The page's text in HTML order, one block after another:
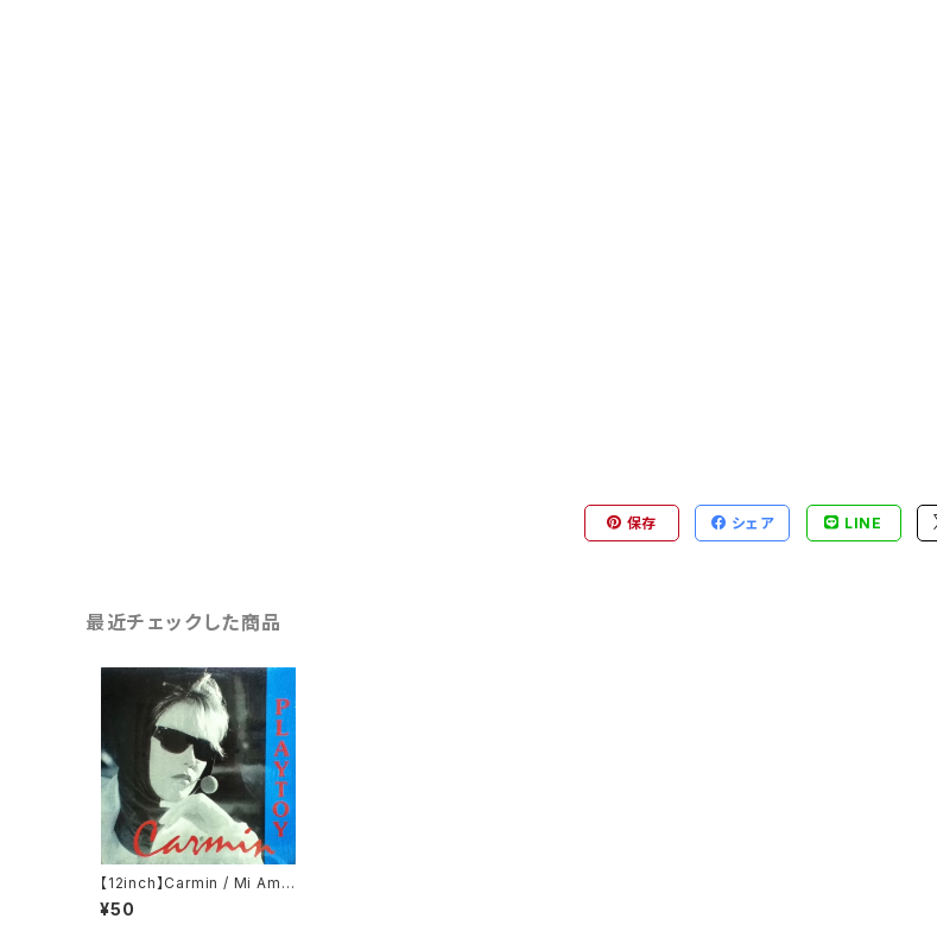
保存 シェア LINE
最近チェックした商品
【12inch】Carmin / Mi Amo
r
¥50